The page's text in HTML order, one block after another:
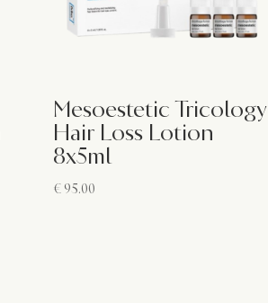
Mesoestetic Tricology
Hair Loss Lotion
8x5ml
€ 95.00